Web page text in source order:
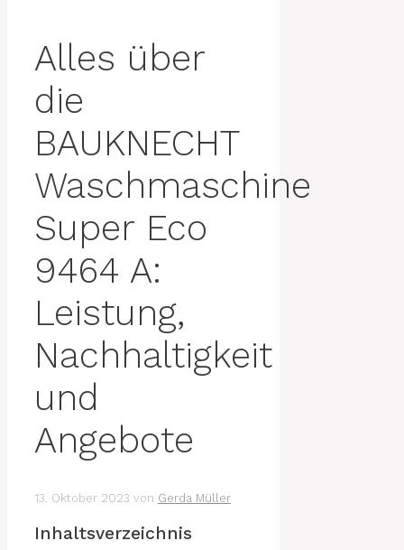
Alles über
die
BAUKNECHT
Waschmaschine
Super Eco
9464 A:
Leistung,
Nachhaltigkeit
und
Angebote
13. Oktober 2023 von Gerda Müller
Inhaltsverzeichnis